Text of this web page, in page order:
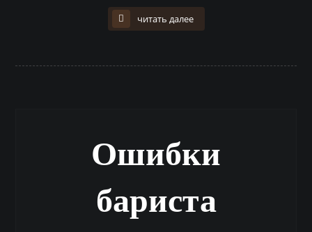
читать далее
Ошибки
бариста